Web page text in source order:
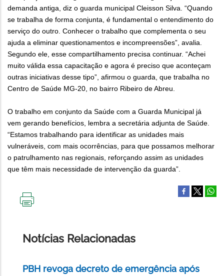
demanda antiga, diz o guarda municipal Cleisson Silva. “Quando
se trabalha de forma conjunta, é fundamental o entendimento do
serviço do outro. Conhecer o trabalho que complementa o seu
ajuda a eliminar questionamentos e incompreensões”, avalia.
Segundo ele, esse compartilhamento precisa continuar. “Achei
muito válida essa capacitação e agora é preciso que aconteçam
outras iniciativas desse tipo”, afirmou o guarda, que trabalha no
Centro de Saúde MG-20, no bairro Ribeiro de Abreu.
O trabalho em conjunto da Saúde com a Guarda Municipal já
vem gerando benefícios, lembra a secretária adjunta de Saúde.
“Estamos trabalhando para identificar as unidades mais
vulneráveis, com mais ocorrências, para que possamos melhorar
o patrulhamento nas regionais, reforçando assim as unidades
que têm mais necessidade de intervenção da guarda”.
Notícias Relacionadas
PBH revoga decreto de emergência após